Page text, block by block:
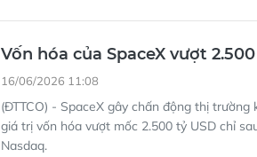
Vốn hóa của SpaceX vượt
16/06/2026 11:08
(ĐTTCO) - SpaceX gây chấn động thị
giá trị vốn hóa vượt mốc 2.500 tỷ USD chỉ
Nasdaq.